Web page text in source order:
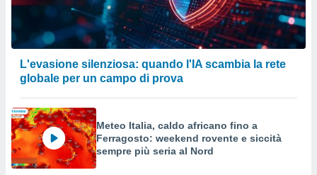
L'evasione silenziosa: quando l'IA scambia la rete
globale per un campo di prova
Meteo Italia, caldo africano fino a
Ferragosto: weekend rovente e siccità
sempre più seria al Nord